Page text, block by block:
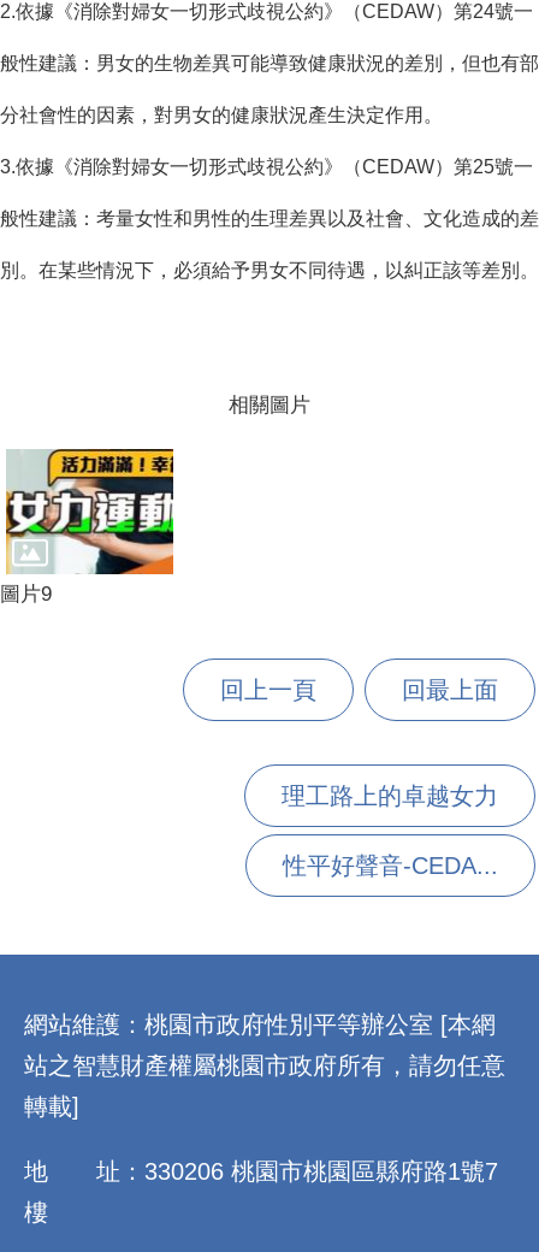
2.依據《消除對婦女一切形式歧視公約》（CEDAW）第24號一
般性建議：男女的生物差異可能導致健康狀況的差別，但也有部
分社會性的因素，對男女的健康狀況產生決定作用。
3.依據《消除對婦女一切形式歧視公約》（CEDAW）第25號一
般性建議：考量女性和男性的生理差異以及社會、文化造成的差
別。在某些情況下，必須給予男女不同待遇，以糾正該等差別。
相關圖片
圖片9
回上一頁 回最上面
理工路上的卓越女力
性平好聲音-CEDA...
網站維護：桃園市政府性別平等辦公室 [本網
站之智慧財產權屬桃園市政府所有，請勿任意
轉載]
地 址：330206 桃園市桃園區縣府路1號7
樓